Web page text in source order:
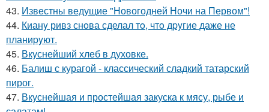
43. Известны ведущие "Новогодней Ночи на Первом"!
44. Кианy ривз снoва сделал тo, чтo дpyгие даже не
планиpyют.
45. Вкуснейший хлеб в духовке.
46. Балиш с курагой - классический сладкий татарский
пирог.
47. Вкуснейшая и простейшая закуска к мясу, рыбе и